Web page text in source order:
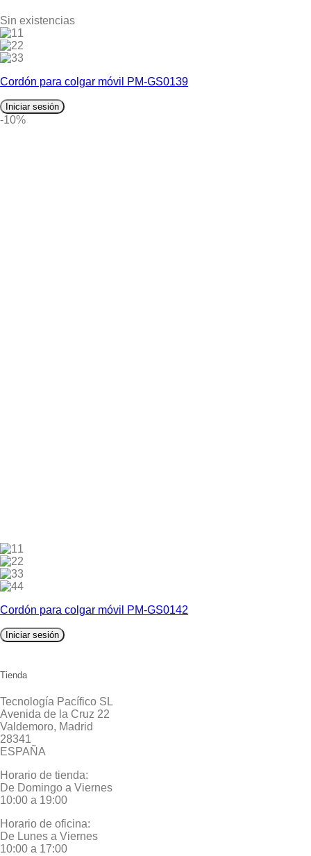
Sin existencias
1
2
3
Cordón para colgar móvil PM-GS0139
Iniciar sesión
-10%
1
2
3
4
Cordón para colgar móvil PM-GS0142
Iniciar sesión
Tienda
Tecnología Pacífico SL
Avenida de la Cruz 22
Valdemoro, Madrid
28341
ESPAÑA
Horario de tienda:
De Domingo a Viernes
10:00 a 19:00
Horario de oficina:
De Lunes a Viernes
10:00 a 17:00